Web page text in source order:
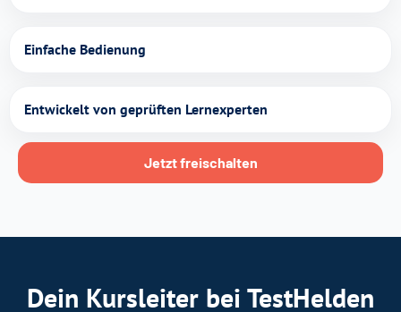
Einfache Bedienung
Entwickelt von geprüften Lernexperten
Jetzt freischalten
Dein Kursleiter bei TestHelden